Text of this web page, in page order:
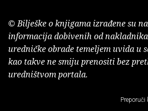
© Bilješke o knjigama izrađene su
informacija dobivenih od
uredničke obrade temeljem uvida u
kao takve ne smiju prenositi bez
uredništvom portala.
Preporuči